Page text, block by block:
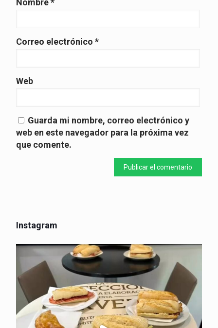
Nombre*
Correo electrónico *
Web
Guarda mi nombre, correo electrónico y
web en este navegador para la próxima vez
que comente.
Instagram